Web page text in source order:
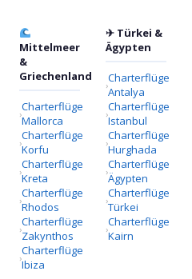
Mittelmeer
&
Griechenland
Charterflüge
Mallorca
Charterflüge
Korfu
Charterflüge
Kreta
Charterflüge
Rhodos
Charterflüge
Zakynthos
Charterflüge
Ibiza
✈ Türkei &
Ägypten
Charterflüge
Antalya
Charterflüge
Istanbul
Charterflüge
Hurghada
Charterflüge
Ägypten
Charterflüge
Türkei
Charterflüge
Kairn